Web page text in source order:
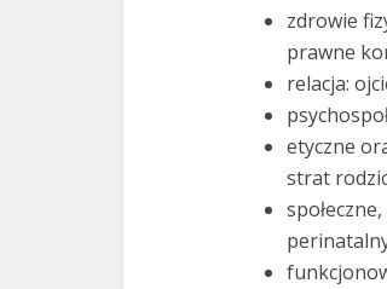
zdrowie
prawne
relacja:
etyczne
strat